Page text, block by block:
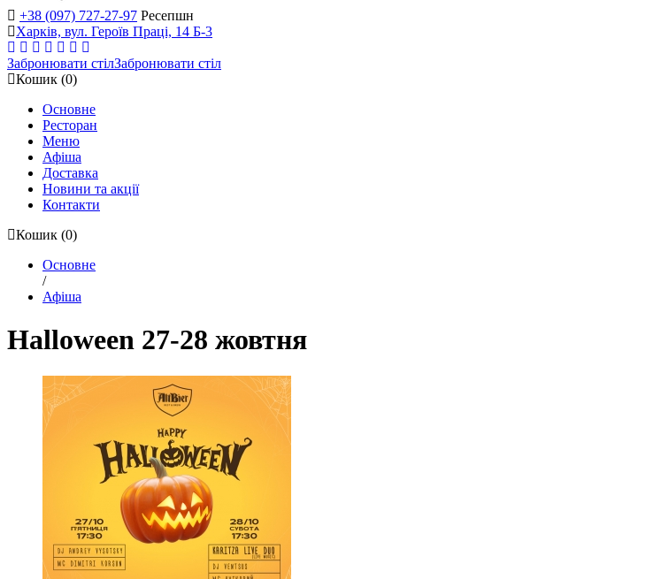
+38 (097) 727-27-97 Ресепшн
Харків, вул. Героїв Праці, 14 Б-3
Забронювати стілЗабронювати стіл
Кошик (0)
Основне
Ресторан
Меню
Афіша
Доставка
Новини та акції
Контакти
Кошик (0)
Основне
/
Афіша
Halloween 27-28 жовтня